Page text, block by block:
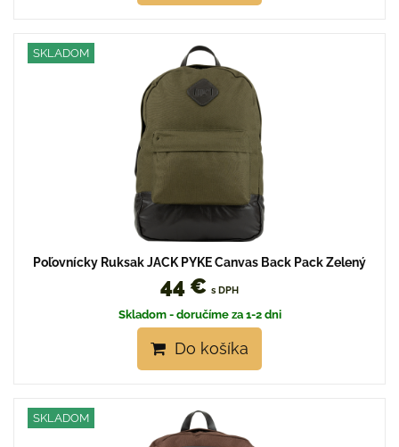
SKLADOM
Poľovnícky Ruksak JACK PYKE Canvas Back Pack Zelený
44 € s DPH
Skladom - doručíme za 1-2 dni
Do košíka
SKLADOM